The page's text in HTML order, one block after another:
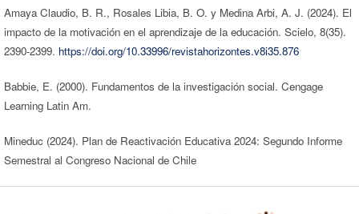
Amaya Claudio, B. R., Rosales Libia, B. O. y Medina Arbi, A. J. (2024). El
impacto de la motivación en el aprendizaje de la educación. Scielo, 8(35).
2390-2399. https://doi.org/10.33996/revistahorizontes.v8i35.876
Babbie, E. (2000). Fundamentos de la investigación social. Cengage
Learning Latin Am.
Mineduc (2024). Plan de Reactivación Educativa 2024: Segundo Informe
Semestral al Congreso Nacional de Chile